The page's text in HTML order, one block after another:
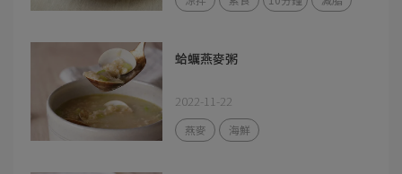
蛤蠣燕麥粥
2022-11-22
燕麥 海鮮